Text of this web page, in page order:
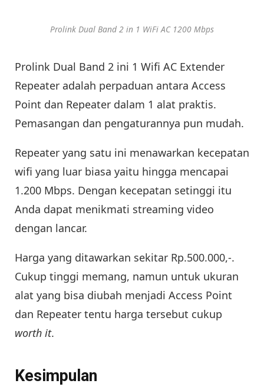
Prolink Dual Band 2 in 1 WiFi AC 1200 Mbps
Prolink Dual Band 2 ini 1 Wifi AC Extender
Repeater adalah perpaduan antara Access
Point dan Repeater dalam 1 alat praktis.
Pemasangan dan pengaturannya pun mudah.
Repeater yang satu ini menawarkan kecepatan
wifi yang luar biasa yaitu hingga mencapai
1.200 Mbps. Dengan kecepatan setinggi itu
Anda dapat menikmati streaming video
dengan lancar.
Harga yang ditawarkan sekitar Rp.500.000,-.
Cukup tinggi memang, namun untuk ukuran
alat yang bisa diubah menjadi Access Point
dan Repeater tentu harga tersebut cukup
worth it.
Kesimpulan